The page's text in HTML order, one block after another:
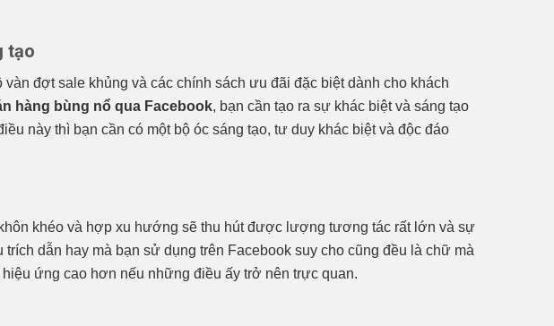
tạo
đợt sale khủng và các chính sách ưu đãi đặc biệt dành cho khách
hàng bùng nổ qua Facebook, bạn cần tạo ra sự khác biệt và sáng tạo
này thì bạn cần có một bộ óc sáng tạo, tư duy khác biệt và độc đáo
khéo và hợp xu hướng sẽ thu hút được lượng tương tác rất lớn và sự
dẫn hay mà bạn sử dụng trên Facebook suy cho cũng đều là chữ mà
ứng cao hơn nếu những điều ấy trở nên trực quan.